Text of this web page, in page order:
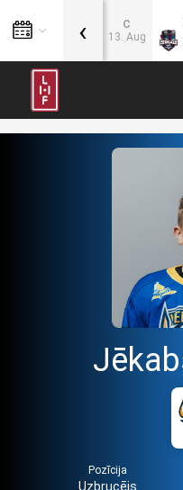
C
13. Aug
‹
Pozīcija
Uzbrucējs